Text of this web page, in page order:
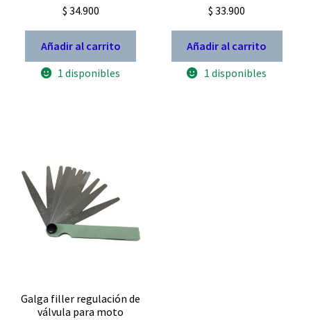
$ 34.900
Añadir al carrito
1 disponibles
$ 33.900
Añadir al carrito
1 disponibles
Galga filler regulación de
válvula para moto